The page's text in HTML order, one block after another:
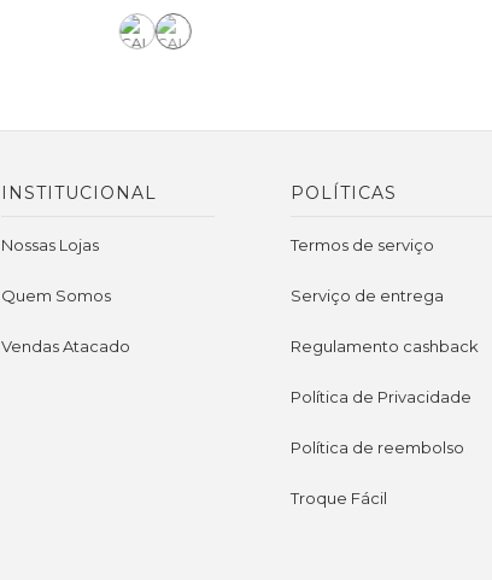
INSTITUCIONAL
Nossas Lojas
Quem Somos
Vendas Atacado
POLÍTICAS
Termos de serviço
Serviço de entrega
Regulamento cashback
Política de Privacidade
Política de reembolso
Troque Fácil